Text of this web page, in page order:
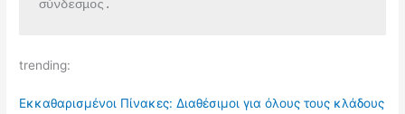
σύνδεσμος.
trending:
Εκκαθαρισμένοι Πίνακες: Διαθέσιμοι για όλους τους κλάδους